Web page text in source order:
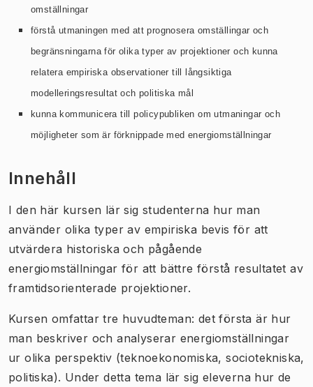
omställningar
förstå utmaningen med att prognosera omställingar och
begränsningarna för olika typer av projektioner och kunna
relatera empiriska observationer till långsiktiga
modelleringsresultat och politiska mål
kunna kommunicera till policypubliken om utmaningar och
möjligheter som är förknippade med energiomställningar
Innehåll
I den här kursen lär sig studenterna hur man
använder olika typer av empiriska bevis för att
utvärdera historiska och pågående
energiomställningar för att bättre förstå resultatet av
framtidsorienterade projektioner.
Kursen omfattar tre huvudteman: det första är hur
man beskriver och analyserar energiomställningar
ur olika perspektiv (teknoekonomiska, sociotekniska,
politiska). Under detta tema lär sig eleverna hur de